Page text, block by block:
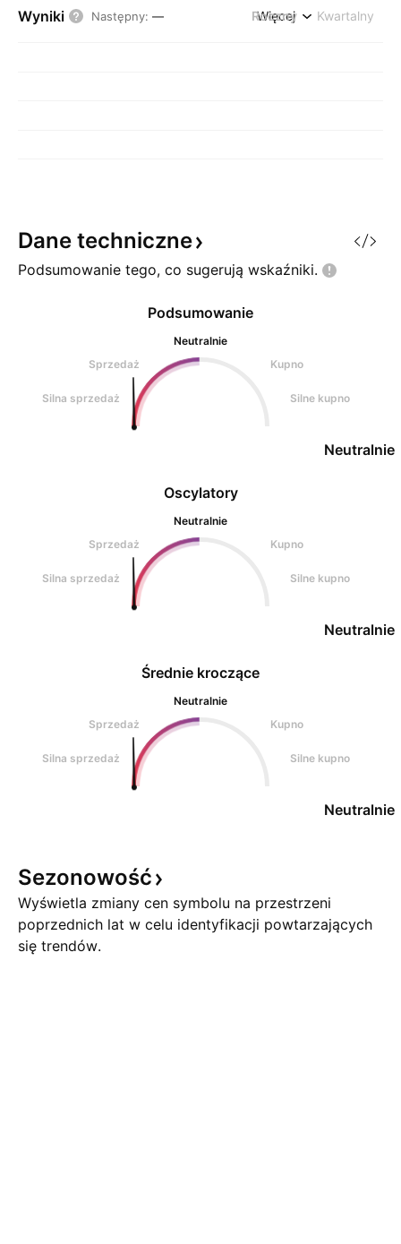
Wyniki Następny: — Roczny Kwartalny
Więcej
Dane techniczne
Podsumowanie tego, co sugerują wskaźniki.
Oscylatory
Neutralnie
Sprzedaż
Kupno
Silna sprzedaż Silne kupno
Neutralnie
Podsumowanie
Neutralnie
Sprzedaż
Kupno
Silna sprzedaż Silne kupno
Neutralnie
Średnie kroczące
Neutralnie
Sprzedaż
Kupno
Silna sprzedaż Silne kupno
Neutralnie
Sezonowość
Wyświetla zmiany cen symbolu na przestrzeni
poprzednich lat w celu identyfikacji powtarzających
się trendów.